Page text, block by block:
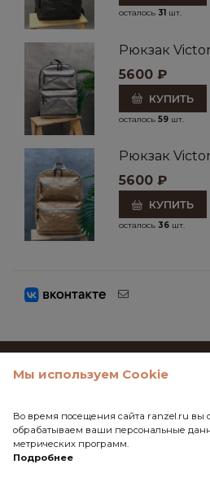
осталось 31 шт.
Рюкзак
5600 ₽
КУПИТЬ
осталось 59шт.
Рюкзак
5600 ₽
КУПИТЬ
осталось 36шт.
ПОДПИШИТЕСЬ НА
Мы используем Cookie
Во время посещения сайта ranzel.ru вы
обрабатываем ваши персональные
метрических программ.
Подробнее